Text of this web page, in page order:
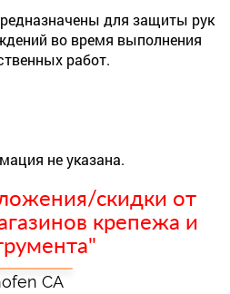
для защиты рук
во время выполнения
работ.
не указана.
скидки от
крепежа и
CA